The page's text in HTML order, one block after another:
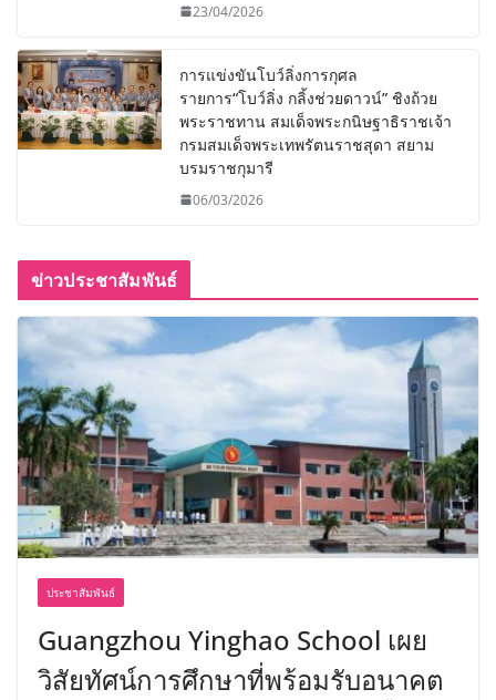
23/04/2026
การแข่งขันโบว์ลิ่งการกุศล
รายการ“โบว์ลิ่ง กลิ้งช่วยดาวน์” ชิงถ้วย
พระราชทาน สมเด็จพระกนิษฐาธิราชเจ้า
กรมสมเด็จพระเทพรัตนราชสุดา สยาม
บรมราชกุมารี
06/03/2026
ข่าวประชาสัมพันธ์
ประชาสัมพันธ์
Guangzhou Yinghao School เผย
วิสัยทัศน์การศึกษาที่พร้อมรับอนาคต